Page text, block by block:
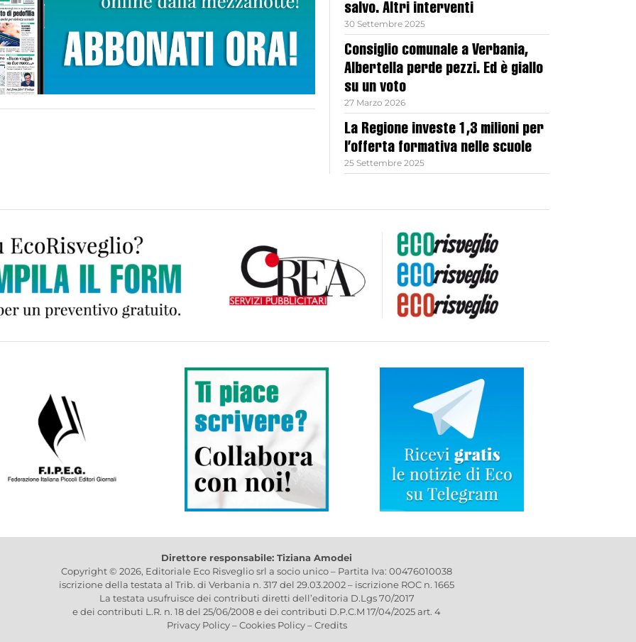
salvo. Altri interventi
30 Settembre 2025
Consiglio comunale a Verbania,
Albertella perde pezzi. Ed è giallo
su un voto
27 Marzo 2026
La Regione investe 1,3 milioni per
l’offerta formativa nelle scuole
25 Settembre 2025
Direttore responsabile: Tiziana Amodei
Copyright © 2026, Editoriale Eco Risveglio srl a socio unico – Partita Iva: 00476010038
iscrizione della testata al Trib. di Verbania n. 317 del 29.03.2002 – iscrizione ROC n. 1665
La testata usufruisce dei contributi diretti dell’editoria D.Lgs 70/2017
e dei contributi L.R. n. 18 del 25/06/2008 e dei contributi D.P.C.M 17/04/2025 art. 4
Privacy Policy–Cookies Policy–Credits